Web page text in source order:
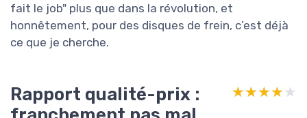
fait le job" plus que dans la révolution, et
honnêtement, pour des disques de frein, c’est déjà
ce que je cherche.
Rapport qualité-prix :
★★★★★
★★★★★